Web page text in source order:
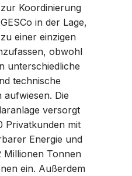
Koordinierung
in der Lage,
einer einzigen
obwohl
unterschiedliche
technische
aufwiesen. Die
versorgt
Privatkunden mit
Energie und
Millionen Tonnen
ein. Außerdem